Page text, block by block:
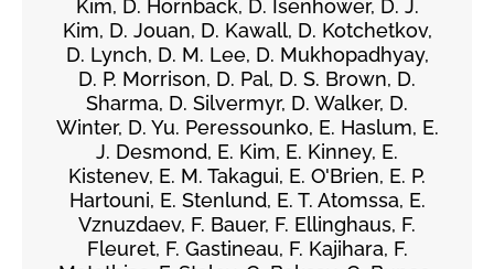
Kim, D. Hornback, D. Isenhower, D. J.
Kim, D. Jouan, D. Kawall, D. Kotchetkov,
D. Lynch, D. M. Lee, D. Mukhopadhyay,
D. P. Morrison, D. Pal, D. S. Brown, D.
Sharma, D. Silvermyr, D. Walker, D.
Winter, D. Yu. Peressounko, E. Haslum, E.
J. Desmond, E. Kim, E. Kinney, E.
Kistenev, E. M. Takagui, E. O'Brien, E. P.
Hartouni, E. Stenlund, E. T. Atomssa, E.
Vznuzdaev, F. Bauer, F. Ellinghaus, F.
Fleuret, F. Gastineau, F. Kajihara, F.